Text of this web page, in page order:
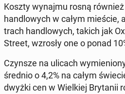
Koszty wynajmu rosną
han­dlo­wych w całym mieście,
trach han­dlo­wych, takich jak
Street, wzrosły one o ponad
Czynsze na ulicach
średnio o 4,2% na całym
dwyż­ki cen w Wiel­kiej Bry­ta­nii